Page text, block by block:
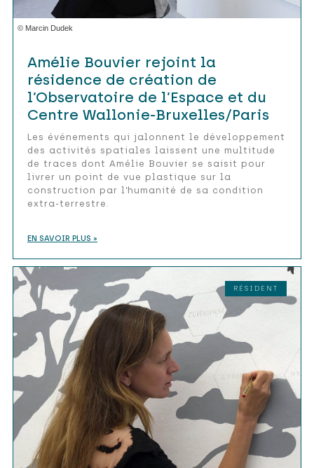
© Marcin Dudek
Amélie Bouvier rejoint la
résidence de création de
l’Observatoire de l’Espace et du
Centre Wallonie-Bruxelles/Paris
Les événements qui jalonnent le développement
des activités spatiales laissent une multitude
de traces dont Amélie Bouvier se saisit pour
livrer un point de vue plastique sur la
construction par l’humanité de sa condition
extra-terrestre.
EN SAVOIR PLUS »
RÉSIDENT